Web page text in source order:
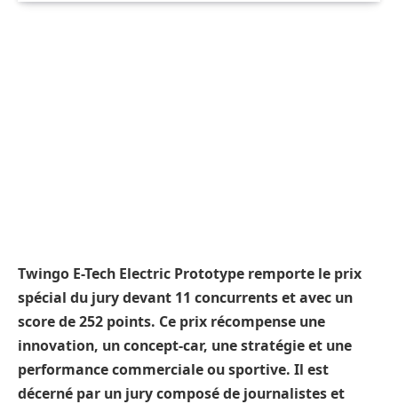
Twingo E-Tech Electric Prototype remporte le prix
spécial du jury devant 11 concurrents et avec un
score de 252 points. Ce prix récompense une
innovation, un concept-car, une stratégie et une
performance commerciale ou sportive. Il est
décerné par un jury composé de journalistes et